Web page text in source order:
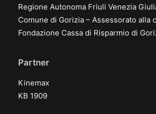
Regione Autonoma Friuli Venezia
Comune di Gorizia – Assessorato alla
Fondazione Cassa di Risparmio di
Partner
Kinemax
KB 1909